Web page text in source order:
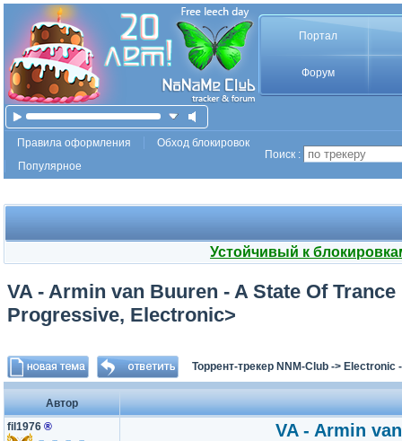
Портал
Форум
Правила оформления
Обход блокировок
Популярное
Поиск :
Устойчивый к
VA - Armin van Buuren - A State Of
Progressive, Electronic>
Торрент-трекер NNM-Club -> Electronic
Автор
fil1976 ® VA - Armin